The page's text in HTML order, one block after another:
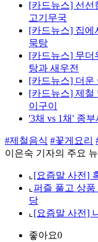
[카드뉴스] 선선
고기무국
[카드뉴스] 집에
묵탕
[카드뉴스] 무더
탕과 새우전
[카드뉴스] 더운
[카드뉴스] 제철
이구이
'3채 vs 1채' 종
#제철음식 #꽃게요리
이은숙 기자의 주요
⌞ [요즘말 사전]
⌞ 퍼즐 풀고 상품
당
⌞ [요즘말 사전]
좋아요0